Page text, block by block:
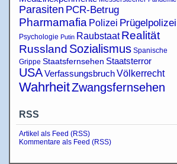
Parasiten PCR-Betrug
Pharmamafia Polizei Prügelpolizei
Psychologie Putin Raubstaat Realität
Russland Sozialismus Spanische
Grippe Staatsfernsehen Staatsterror
USAVerfassungsbruchVölkerrecht
WahrheitZwangsfernsehen
RSS
Artikel als Feed (RSS)
Kommentare als Feed (RSS)